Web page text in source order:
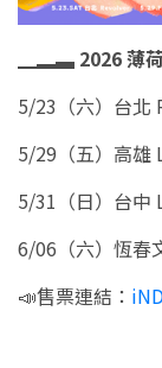
▁▂▃ 2026 薄
5/23（六）台北
5/29（五）高雄
5/31（日）台中
6/06（六）恆春
📣售票連結：